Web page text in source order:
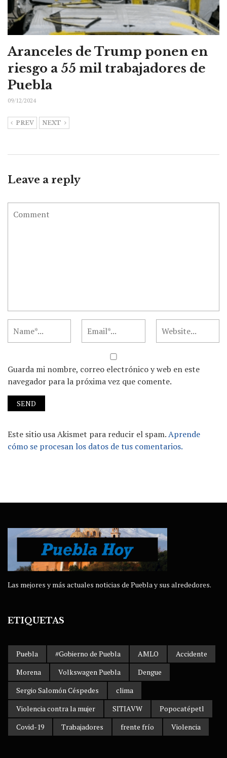
Aranceles de Trump ponen en
riesgo a 55 mil trabajadores de
Puebla
09/12/2024
PREV NEXT
Leave a reply
Guarda mi nombre, correo electrónico y web en este
navegador para la próxima vez que comente.
Este sitio usa Akismet para reducir el spam.Aprende
cómo se procesan los datos de tus comentarios.
Las mejores y más actuales noticias de Puebla y sus alrededores.
ETIQUETAS
Puebla #Gobierno de Puebla AMLO
Accidente
Morena
Volkswagen Puebla
Dengue
Sergio Salomón Céspedes
clima
Violencia contra la mujer
SITIAVW
Popocatépetl
Covid-19
Trabajadores frente frío Violencia